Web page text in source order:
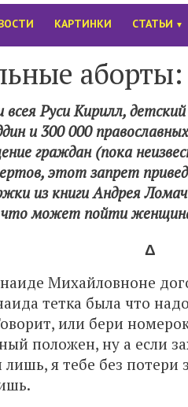
КАРТИНКИ СТАТЬИ ▼
аборты:
Руси Кирилл,
и 300 000
граждан (пока
этот запрет
из книги Андрея
может пойти
Δ
Михайловноне
тетка была что
или бери
положен, ну а если
я тебе без потери